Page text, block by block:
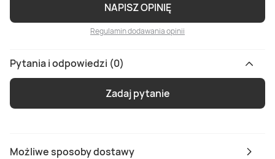
Możliwe sposoby dostawy
NAPISZ OPINIĘ
Regulamin dodawania opinii
Pytania i odpowiedzi (0)
Zadaj pytanie